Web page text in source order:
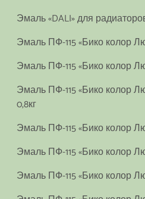
Эмаль «DALI» для
Эмаль ПФ-115 «Бико колор
Эмаль ПФ-115 «Бико колор
Эмаль ПФ-115 «Бико колор
0,8кг
Эмаль ПФ-115 «Бико колор
Эмаль ПФ-115 «Бико колор
Эмаль ПФ-115 «Бико колор